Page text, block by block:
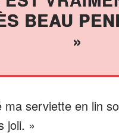
BEAU
»
ma serviette en lin
joli. »